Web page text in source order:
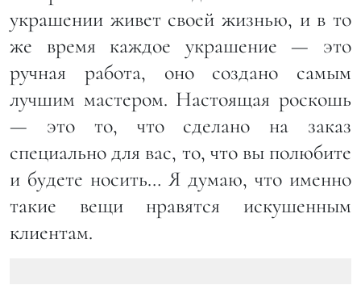
украшении живет своей жизнью, и в то
же время каждое украшение — это
ручная работа, оно создано самым
лучшим мастером. Настоящая роскошь
— это то, что сделано на заказ
специально для вас, то, что вы полюбите
и будете носить… Я думаю, что именно
такие вещи нравятся искушенным
клиентам.